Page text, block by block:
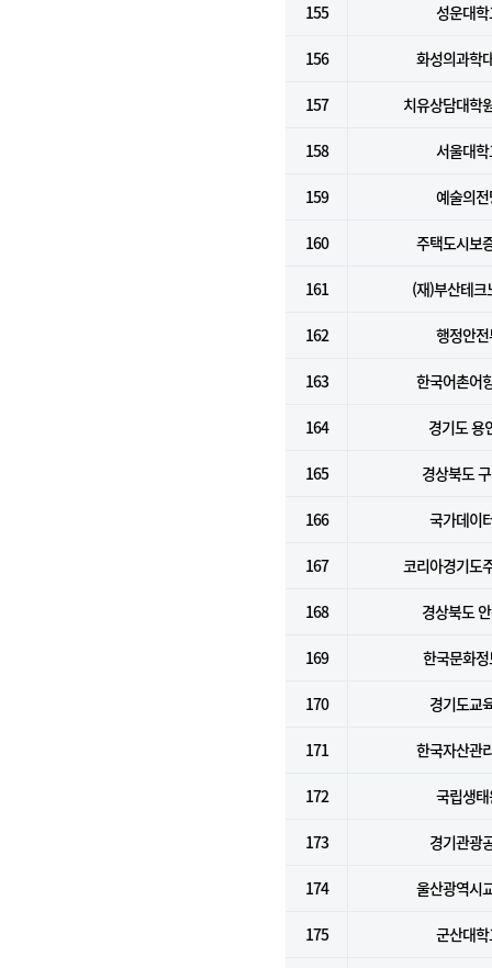
155
성운대
156 화성의과학
157 치유상담대학
158 서울대
159 예술의
160 주택도시보
161 (재)부산테크
162 행정안
163 한국어촌어
164 경기도 용
165 경상북도
166 국가데이
167 코리아경기도
168 경상북도
169 한국문화
170 경기도교
171 한국자산관
172 국립생
173 경기관광
174 울산광역시
175 군산대